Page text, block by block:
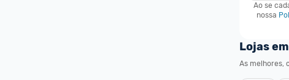
Ao se
nossa
Lojas
As melhores,